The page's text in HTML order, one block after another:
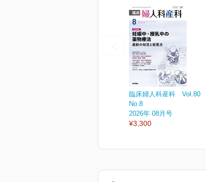
臨床婦人科産科 Vol.80
No.8
2026年 08月号
¥3,300